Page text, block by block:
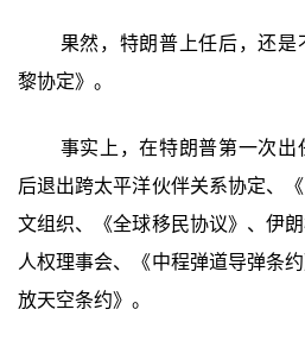
果然，特朗普上任后，还
黎协定》。
事实上，在特朗普第一次
后退出跨太平洋伙伴关系协定、
文组织、《全球移民协议》、伊
人权理事会、《中程弹道导弹条
放天空条约》。